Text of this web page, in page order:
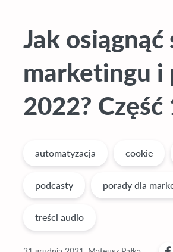
Jak
marketingu i
2022? Część
automatyzacja cookie
podcasty porady dla
treści audio